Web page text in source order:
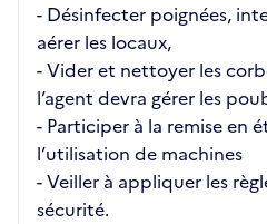
- Désinfecter poignées,
aérer les locaux,
- Vider et nettoyer les
l’agent devra gérer les
- Participer à la remise en
l’utilisation de machines
- Veiller à appliquer les
sécurité.